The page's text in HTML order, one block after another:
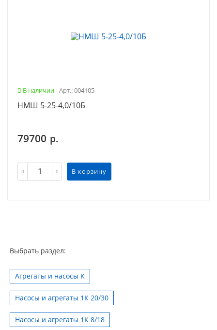
В наличии Арт.: 004105
НМШ 5-25-4,0/10Б
79700 р.
В корзину
Выбрать раздел:
Агрегаты и насосы К
Насосы и агрегаты 1К 20/30
Насосы и агрегаты 1К 8/18